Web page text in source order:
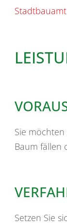
Sie
Baum fällen
Setzen Sie